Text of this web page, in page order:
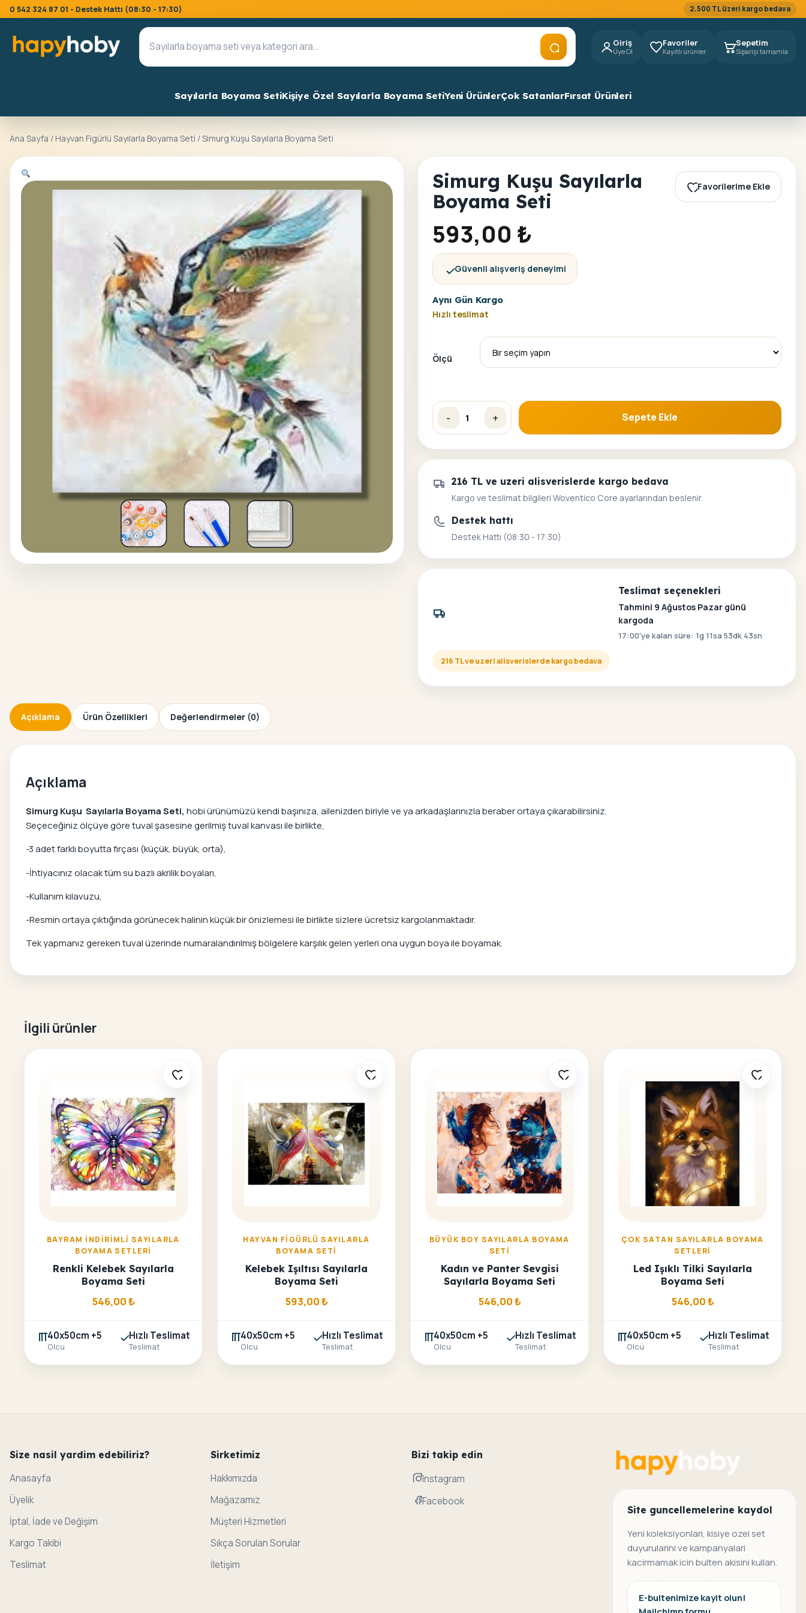
0 542 324 87 01 - Destek Hattı (08:30 - 17:30) 2.500 TL üzeri kargo bedava
Giriş
Üye Ol
Favoriler
Kayıtlı ürünler
Sepetim
Siparişi tamamla
Sayılarla Boyama SetiKişiye Özel Sayılarla Boyama SetiYeni ÜrünlerÇok SatanlarFırsat Ürünleri
Ana Sayfa / Hayvan Figürlü Sayılarla Boyama Seti / Simurg Kuşu Sayılarla Boyama Seti
Simurg Kuşu Sayılarla
Boyama Seti
Favorilerime Ekle
593,00 ₺
Güvenli alışveriş deneyimi
Aynı Gün Kargo
Hızlı teslimat
Ölçü
-
Simurg Kuşu Sayılarla Boyama Seti adet
+ Sepete Ekle
216 TL ve uzeri alisverislerde kargo bedava
Kargo ve teslimat bilgileri Woventico Core ayarlarından beslenir.
Destek hattı
Destek Hattı (08:30 - 17:30)
Teslimat seçenekleri
Tahmini 9 Ağustos Pazar günü
kargoda
17:00'ye kalan süre: 1g 11sa 53dk 42sn
216 TL ve uzeri alisverislerde kargo bedava
Açıklama Ürün Özellikleri Değerlendirmeler (0)
Açıklama
Simurg Kuşu Sayılarla Boyama Seti, hobi ürünümüzü kendi başınıza, ailenizden biriyle ve ya arkadaşlarınızla beraber ortaya çıkarabilirsiniz.
Seçeceğiniz ölçüye göre tuval şasesine gerilmiş tuval kanvası ile birlikte,
-3 adet farklı boyutta fırçası (küçük, büyük, orta),
-İhtiyacınız olacak tüm su bazlı akrilik boyaları,
-Kullanım kılavuzu,
-Resmin ortaya çıktığında görünecek halinin küçük bir önizlemesi ile birlikte sizlere ücretsiz kargolanmaktadır.
Tek yapmanız gereken tuval üzerinde numaralandırılmış bölgelere karşılık gelen yerleri ona uygun boya ile boyamak.
İlgili ürünler
BAYRAM İNDIRIMLI SAYILARLA
BOYAMA SETLERI
Renkli Kelebek Sayılarla
Boyama Seti
546,00₺
40x50cm +5
Olcu
Hızlı Teslimat
Teslimat
HAYVAN FIGÜRLÜ SAYILARLA
BOYAMA SETI
Kelebek Işıltısı Sayılarla
Boyama Seti
593,00₺
40x50cm +5
Olcu
Hızlı Teslimat
Teslimat
BÜYÜK BOY SAYILARLA BOYAMA
SETI
Kadın ve Panter Sevgisi
Sayılarla Boyama Seti
546,00₺
40x50cm +5
Olcu
Hızlı Teslimat
Teslimat
ÇOK SATAN SAYILARLA BOYAMA
SETLERI
Led Işıklı Tilki Sayılarla
Boyama Seti
546,00₺
40x50cm +5
Olcu
Hızlı Teslimat
Teslimat
Size nasil yardim edebiliriz?
Anasayfa
Üyelik
İptal, İade ve Değişim
Kargo Takibi
Teslimat
Sirketimiz
Hakkımızda
Mağazamız
Müşteri Hizmetleri
Sıkça Sorulan Sorular
İletişim
Bizi takip edin
Instagram
Facebook
Site guncellemelerine kaydol
Yeni koleksiyonlari, kisiye ozel set
duyurularini ve kampanyalari
kacirmamak icin bulten akisini kullan.
E-bultenimize kayit olun!